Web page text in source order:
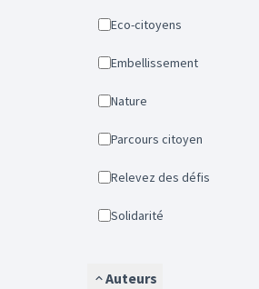
Eco-citoyens
Embellissement
Nature
Parcours citoyen
Relevez des défis
Solidarité
Auteurs